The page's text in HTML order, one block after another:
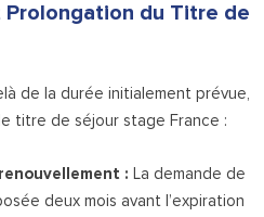
du Titre de
de la durée initialement prévue,
titre de séjour stage France :
:La demande de
deux mois avant l’expiration